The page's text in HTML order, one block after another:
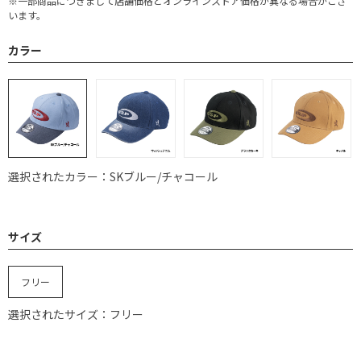
います。
カラー
選択されたカラー：SKブルー/チャコール
サイズ
フリー
選択されたサイズ：フリー